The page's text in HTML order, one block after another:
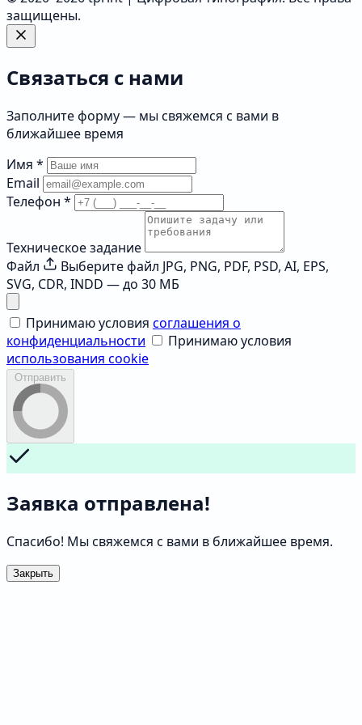
защищены.
Связаться с нами
Заполните форму — мы свяжемся с вами в
ближайшее время
Имя *
Email
Телефон *
Техническое задание
Файл
Выберите файл JPG, PNG, PDF, PSD, AI, EPS,
SVG, CDR, INDD — до 30 МБ
Принимаю условия соглашения о
конфиденциальности
Принимаю условия
использования cookie
Отправить
Заявка отправлена!
Спасибо! Мы свяжемся с вами в ближайшее время.
Закрыть